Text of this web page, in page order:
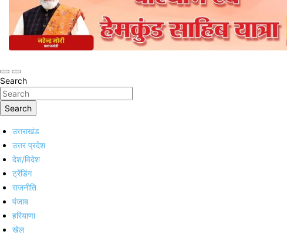
Search
Search
उत्तराखंड
उत्तर प्रदेश
देश/विदेश
ट्रेंडिंग
राजनीति
पंजाब
हरियाणा
खेल